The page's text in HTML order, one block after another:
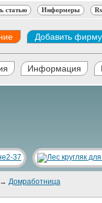
статью Информеры
Добавить фирму
Информация
→ Домработница